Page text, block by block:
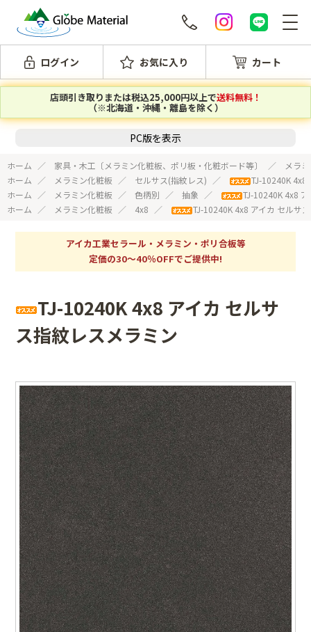
ログイン お気に入り カート
店頭引き取りまたは税込25,000円以上で送料無料！
（※北海道・沖縄・離島を除く）
PC版を表示
ホーム 家具・木工〔メラミン化粧板、ポリ板・化粧ボード等〕
メラ
ホーム
メラミン化粧板 セルサス(指紋レス)
TJ-10240K 4x8
ホーム
メラミン化粧板 色柄別 抽象
TJ-10240K 4x8
ホーム
メラミン化粧板 4x8 TJ-10240K 4x8 アイカ セルサ
アイカ工業セラール・メラミン・ポリ合板等
定価の30～40％OFFでご提供中!
TJ-10240K 4x8 アイカ セルサ
ス指紋レスメラミン